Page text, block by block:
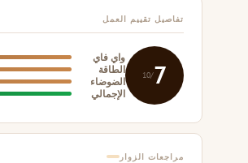
تفاصيل تقييم العمل
7
/10
واي فاي
الطاقة
الضوضاء
الإجمالي
مراجعات الزوار